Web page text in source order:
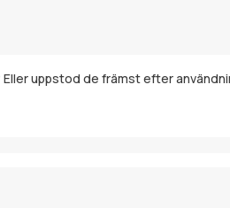
uppstod de främst efter